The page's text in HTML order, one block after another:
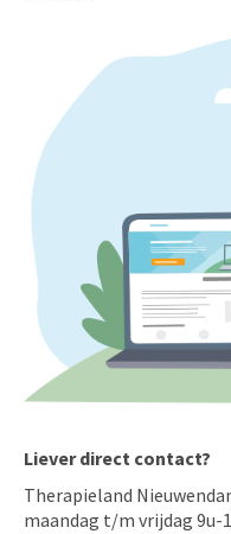
Liever direct contact?
Therapieland
maandag t/m vrijdag 9u-